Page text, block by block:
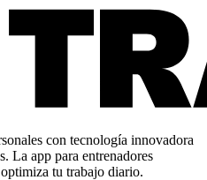
con tecnología innovadora
La app para entrenadores
tu trabajo diario.